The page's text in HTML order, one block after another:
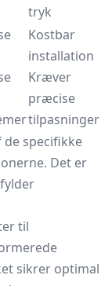
tryk
Kostbar
installation
Kræver
præcise
tilpasninger
specifikke
Det er
til
sikrer optimal